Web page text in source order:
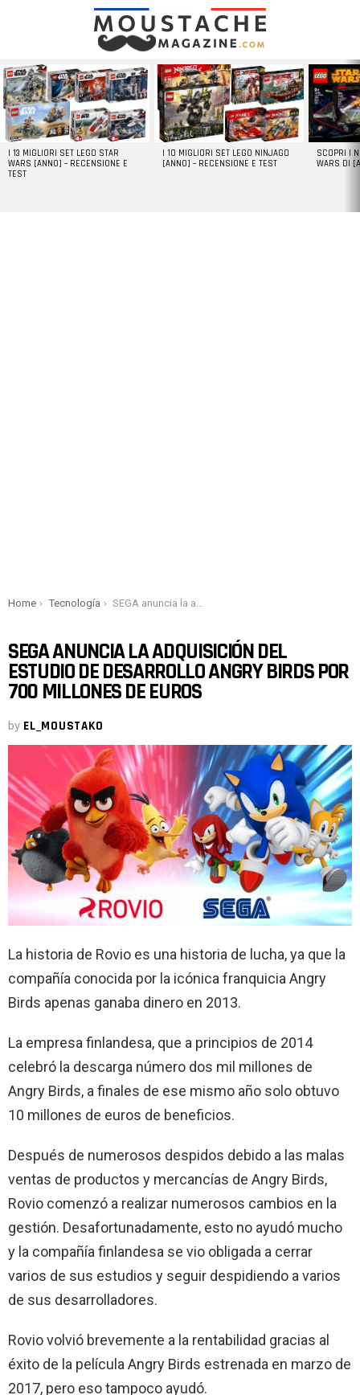
LATEST
STORIES
I 13 MIGLIORI SET LEGO STAR
WARS [ANNO] – RECENSIONE E
TEST
I 10 MIGLIORI SET LEGO NINJAGO
[ANNO] – RECENSIONE E TEST
SCOPRI I
WARS DI
You are here:
Home Tecnología SEGA anuncia la adquisición del estudio de desarrollo Angry Birds por 700 millones de euros
SEGA ANUNCIA LA ADQUISICIÓN DEL
ESTUDIO DE DESARROLLO ANGRY BIRDS POR
700 MILLONES DE EUROS
by EL_MOUSTAKO
La historia de Rovio es una historia de lucha, ya que la
compañía conocida por la icónica franquicia Angry
Birds apenas ganaba dinero en 2013.
La empresa finlandesa, que a principios de 2014
celebró la descarga número dos mil millones de
Angry Birds, a finales de ese mismo año solo obtuvo
10 millones de euros de beneficios.
Después de numerosos despidos debido a las malas
ventas de productos y mercancías de Angry Birds,
Rovio comenzó a realizar numerosos cambios en la
gestión. Desafortunadamente, esto no ayudó mucho
y la compañía finlandesa se vio obligada a cerrar
varios de sus estudios y seguir despidiendo a varios
de sus desarrolladores.
Rovio volvió brevemente a la rentabilidad gracias al
éxito de la película Angry Birds estrenada en marzo de
2017, pero eso tampoco ayudó.